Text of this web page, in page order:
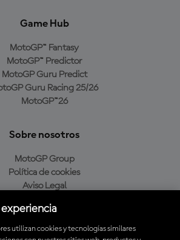
Game Hub
MotoGP™ Fantasy
MotoGP™ Predictor
MotoGP Guru Predict
Guru Racing 25/26
MotoGP™26
Sobre nosotros
MotoGP Group
Política de cookies
Aviso Legal
Política de compra
utilizan cookies y tecnologías similares